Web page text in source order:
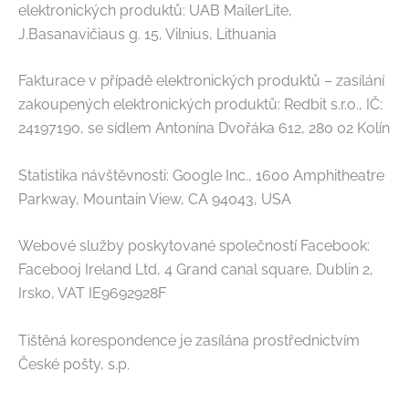
elektronických produktů: UAB MailerLite,
J.Basanavičiaus g. 15, Vilnius, Lithuania
Fakturace v případě elektronických produktů – zasílání
zakoupených elektronických produktů: Redbit s.r.o., IČ:
24197190, se sídlem Antonína Dvořáka 612, 280 02 Kolín
Statistika návštěvnosti: Google Inc., 1600 Amphitheatre
Parkway, Mountain View, CA 94043, USA
Webové služby poskytované společností Facebook:
Facebooj Ireland Ltd, 4 Grand canal square, Dublin 2,
Irsko, VAT IE9692928F
Tištěná korespondence je zasílána prostřednictvím
České pošty, s.p.